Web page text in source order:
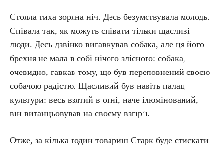
Стояла тиха зоряна ніч. Десь безумствувала молодь.
Співала так, як можуть співати тільки щасливі
люди. Десь дзвінко вигавкував собака, але ця його
брехня не мала в собі нічого злісного: собака,
очевидно, гавкав тому, що був переповнений своєю
собачою радістю. Щасливий був навіть палац
культури: весь взятий в огні, наче ілюмінований,
він витанцьовував на своєму взгір’ї.
Отже, за кілька годин товариш Старк буде стискати